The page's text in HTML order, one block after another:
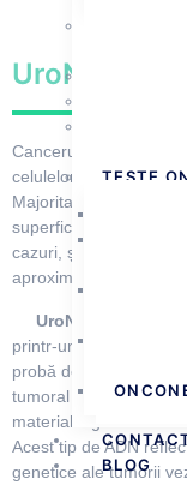
TESTE
TESTE
TESTE
BLOG
UroNextGene
Cancerul vezicii
celulelor care
Majoritatea (>90%)
superficiale sau
cazuri, și tumori
aproximativ 15%.
UroNextGene
printr-un test genetic
probă de urină pentru
tumoral urinar
materialul genetic
Acest tip de ADN
genetice ale tumorii